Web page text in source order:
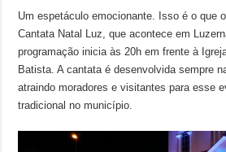
Um espetáculo emocionante. Isso é o que
Cantata Natal Luz, que acontece em
programação inicia às 20h em frente à
Batista. A cantata é desenvolvida sempre
atraindo moradores e visitantes para esse
tradicional no município.